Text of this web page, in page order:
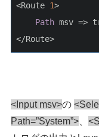
<Route 1>
Path msv =>
</Route>
<Input msv>の
Path=”System”> 、